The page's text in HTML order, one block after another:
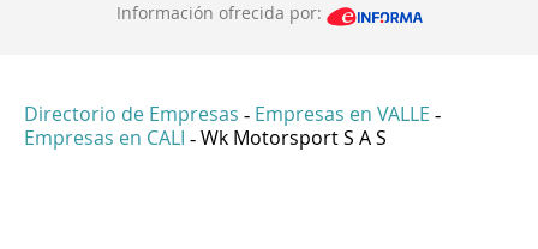
Información ofrecida por:
Directorio de Empresas - Empresas en VALLE -
Empresas en CALI - Wk Motorsport S A S